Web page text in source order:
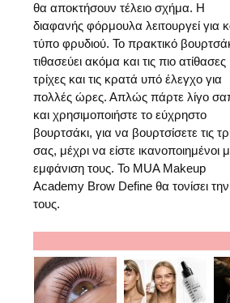
θα αποκτήσουν τέλειο σχήμα. Η
διαφανής φόρμουλα λειτουργεί για
τύπο φρυδιού. Το πρακτικό
τιθασεύει ακόμα και τις πιο ατίθασες
τρίχες και τις κρατά υπό έλεγχο για
πολλές ώρες. Απλώς πάρτε λίγο
και χρησιμοποιήστε το εύχρηστο
βουρτσάκι, για να βουρτσίσετε τις
σας, μέχρι να είστε ικανοποιημένοι
εμφάνιση τους. Το MUA Makeup
Academy Brow Define θα τονίσει
τους.